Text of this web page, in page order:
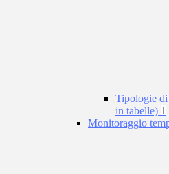
Tipologie di
in tabelle) 1
Monitoraggio